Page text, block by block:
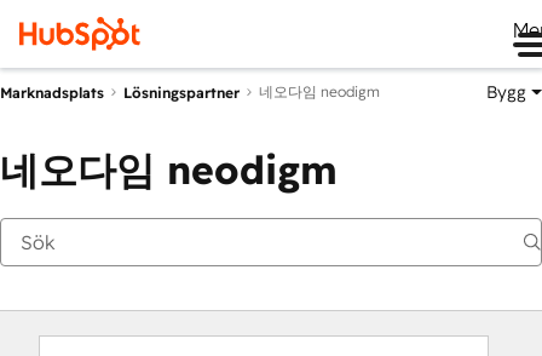
Marknadsplats Lösningspartner 네오다임 neodigm Bygg
네오다임 neodigm